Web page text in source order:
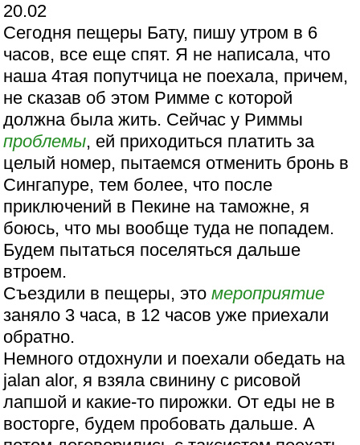
20.02
Сегодня пещеры Бату, пишу утром в 6
часов, все еще спят. Я не написала, что
наша 4тая попутчица не поехала, причем,
не сказав об этом Римме с которой
должна была жить. Сейчас у Риммы
проблемы, ей приходиться платить за
целый номер, пытаемся отменить бронь в
Сингапуре, тем более, что после
приключений в Пекине на таможне, я
боюсь, что мы вообще туда не попадем.
Будем пытаться поселяться дальше
втроем.
Съездили в пещеры, этомероприятие
заняло 3 часа, в 12 часов уже приехали
обратно.
Немного отдохнули и поехали обедать на
jalan alor, я взяла свинину с рисовой
лапшой и какие-то пирожки. От еды не в
восторге, будем пробовать дальше. А